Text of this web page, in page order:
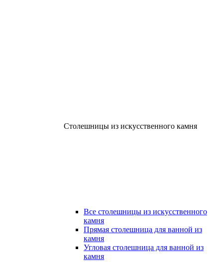
Столешницы из искусственного камня
Все столешницы из искусственного
камня
Прямая столешница для ванной из
камня
Угловая столешница для ванной из
камня